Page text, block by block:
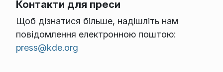
Контакти для преси
Щоб дізнатися більше, надішліть нам
повідомлення електронною поштою:
press@kde.org